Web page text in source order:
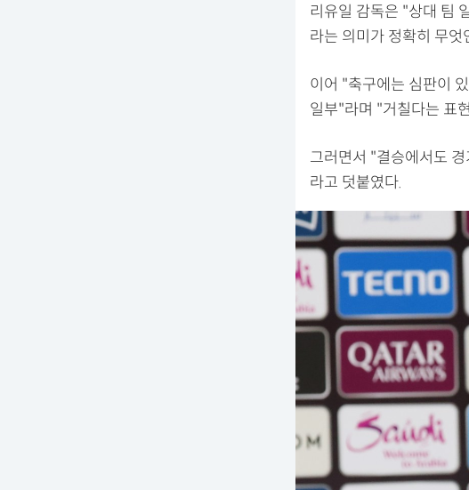
리유일 감독은 "상대 팀
라는 의미가 정확히 무
이어 "축구에는 심판이
일부"라며 "거칠다는 표
그러면서 "결승에서도
라고 덧붙였다.